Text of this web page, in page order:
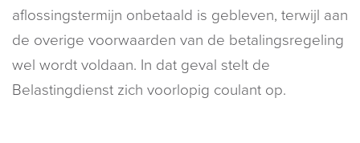
aflossingstermijn onbetaald is gebleven, terwijl aan
de overige voorwaarden van de betalingsregeling
wel wordt voldaan. In dat geval stelt de
Belastingdienst zich voorlopig coulant op.